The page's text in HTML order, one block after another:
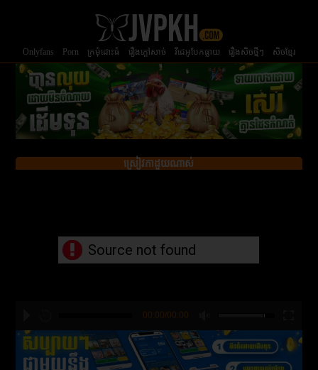
Onlyfans Porn ក្រមំុដោះធំ រឿងក្ដៅសាច់ វីដេអូបែកធ្លាយ រឿងសិចថ្មីៗ សិចខ្មែរ
ស្រៀវកាដួយណាស់
hd2880
hd2160
hd2160
hd1440
highres
hd1080
hd720
large
medium
small
tiny
00:00/00:00
Source not found